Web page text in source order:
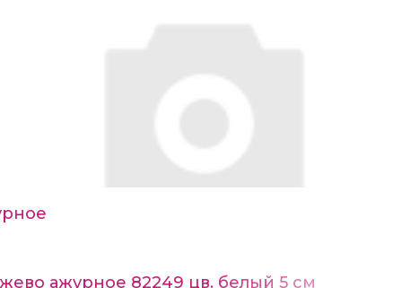
ажурное 82249 цв. белый 5 см